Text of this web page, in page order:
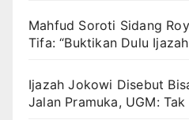
Mahfud Soroti Sidang
Tifa: “Buktikan Dulu
Ijazah Jokowi Disebut
Jalan Pramuka, UGM: